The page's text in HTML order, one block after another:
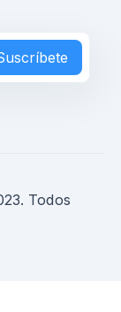
Todos